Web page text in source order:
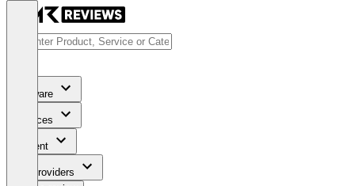
Software
Services
Content
For Providers